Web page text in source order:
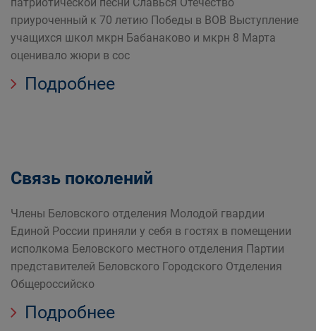
приуроченный к 70 летию Победы в ВОВ Выступление
учащихся школ мкрн Бабанаково и мкрн 8 Марта
оценивало жюри в сос
Подробнее
Связь поколений
Члены Беловского отделения Молодой гвардии
Единой России приняли у себя в гостях в помещении
исполкома Беловского местного отделения Партии
представителей Беловского Городского Отделения
Общероссийско
Подробнее